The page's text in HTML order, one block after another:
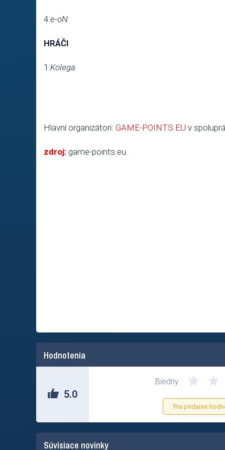
4.e-oN
HRÁČI
1.Kolega
Hlavní organizátori: GAME-POINTS.EU v
zdroj: game-points.eu
Hodnotenia
5.0
Biedny
Pre pridanie
Súvisiace novinky